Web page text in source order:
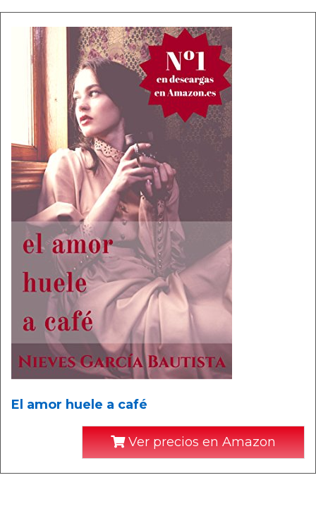
El amor huele a café
Ver precios en Amazon